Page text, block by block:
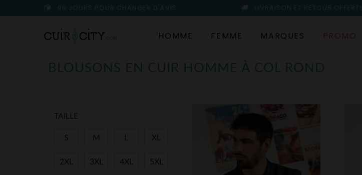
90 JOURS POUR CHANGER D'AVIS LIVRAISON ET RETOUR OFFERTS
HOMME FEMME MARQUES PROMO
BLOUSONS EN CUIR HOMME À COL ROND
TAILLE
S M XL
2XL 3XL 4XL 5XL